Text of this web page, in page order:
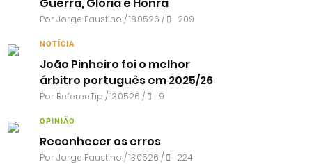
PorJorge Faustino / 18.05.26 / 209
NOTÍCIA
João Pinheiro foi o melhor
árbitro português em 2025/26
Por RefereeTip / 13.05.26 / 9
OPINIÃO
Reconhecer os erros
PorJorge Faustino / 13.05.26 / 224